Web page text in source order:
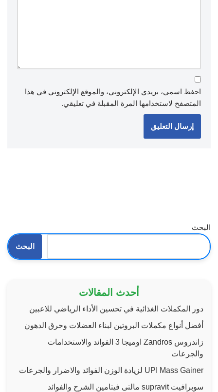
احفظ اسمي، بريدي الإلكتروني، والموقع الإلكتروني في هذا
المتصفح لاستخدامها المرة المقبلة في تعليقي.
البحث
البحث
أحدث المقالات
دور المكملات الغذائية في تحسين الأداء الرياضي للاعبين
أفضل أنواع مكملات البروتين لبناء العضلات وحرق الدهون
زاندروس Zandros اوميجا 3 الفوائد والاستخدامات
والجرعات
UPI Mass Gainer لزيادة الوزن الفوائد والاضرار والجرعات
سوبرافيت supravit مالتى فيتامين الشرح والفوائد